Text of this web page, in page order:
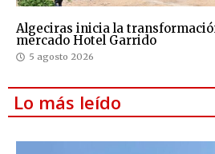
Algeciras inicia la
mercado Hotel Garrido
5 agosto 2026
Lo más leído